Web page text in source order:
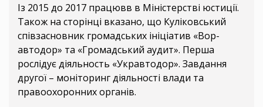
Із 2015 до 2017 працювв в Міністерстві юстиції.
Також на сторінці вказано, що Куліковський
співзасновник громадських ініціатив «Вор-
автодор» та «Громадський аудит». Перша
рослідує діяльность «Укравтодор». Завдання
другої – моніторинг діяльності влади та
правоохоронних органів.